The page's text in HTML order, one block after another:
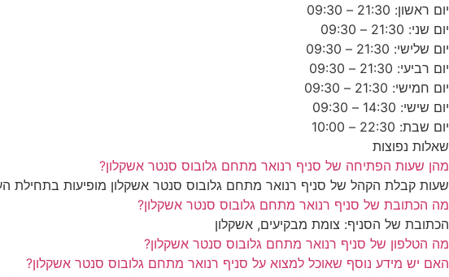
יום ראשון: 21:30 – 09:30
יום שני: 21:30 – 09:30
יום שלישי: 21:30 – 09:30
יום רביעי: 21:30 – 09:30
יום חמישי: 21:30 – 09:30
יום שישי: 14:30 – 09:30
יום שבת: 22:30 – 10:00
שאלות נפוצות
מהן שעות הפתיחה של סניף רנואר מתחם גלובוס סנטר אשקלון?
שעות קבלת הקהל של סניף רנואר מתחם גלובוס סנטר אשקלון מופיעות בתחילת
מה הכתובת של סניף רנואר מתחם גלובוס סנטר אשקלון?
הכתובת של הסניף: צומת מבקיעים, אשקלון
מה הטלפון של סניף רנואר מתחם גלובוס סנטר אשקלון?
האם יש מידע נוסף שאוכל למצוא על סניף רנואר מתחם גלובוס סנטר אשקלון?